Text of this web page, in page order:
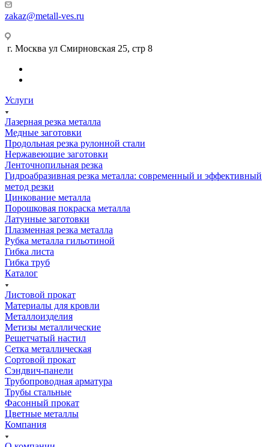
zakaz@metall-ves.ru
г. Москва ул Смирновская 25, стр 8
Услуги
Лазерная резка металла
Медные заготовки
Продольная резка рулонной стали
Нержавеющие заготовки
Ленточнопильная резка
Гидроабразивная резка металла: современный и эффективный
метод резки
Цинкование металла
Порошковая покраска металла
Латунные заготовки
Плазменная резка металла
Рубка металла гильотиной
Гибка листа
Гибка труб
Каталог
Листовой прокат
Материалы для кровли
Металлоизделия
Метизы металлические
Решетчатый настил
Сетка металлическая
Сортовой прокат
Сэндвич-панели
Трубопроводная арматура
Трубы стальные
Фасонный прокат
Цветные металлы
Компания